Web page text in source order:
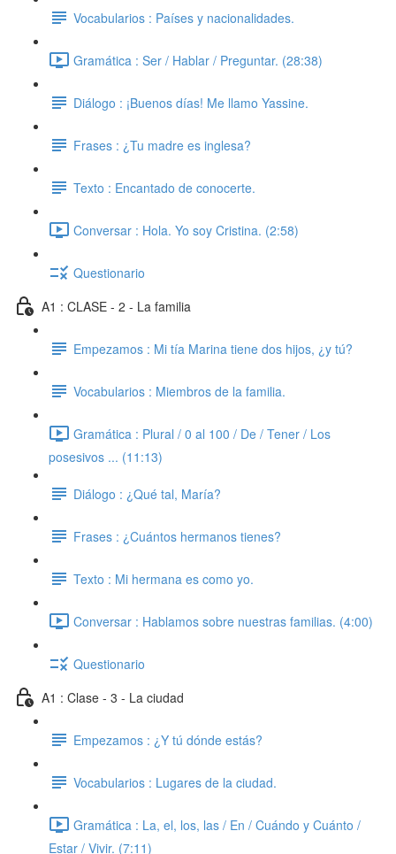
Vocabularios : Países y nacionalidades.
Gramática : Ser / Hablar / Preguntar. (28:38)
Diálogo : ¡Buenos días! Me llamo Yassine.
Frases : ¿Tu madre es inglesa?
Texto : Encantado de conocerte.
Conversar : Hola. Yo soy Cristina. (2:58)
Questionario
A1 : CLASE - 2 - La familia
Empezamos : Mi tía Marina tiene dos hijos, ¿y tú?
Vocabularios : Miembros de la familia.
Gramática : Plural / 0 al 100 / De / Tener / Los
posesivos ... (11:13)
Diálogo : ¿Qué tal, María?
Frases : ¿Cuántos hermanos tienes?
Texto : Mi hermana es como yo.
Conversar : Hablamos sobre nuestras familias. (4:00)
Questionario
A1 : Clase - 3 - La ciudad
Empezamos : ¿Y tú dónde estás?
Vocabularios : Lugares de la ciudad.
Gramática : La, el, los, las / En / Cuándo y Cuánto /
Estar / Vivir. (7:11)